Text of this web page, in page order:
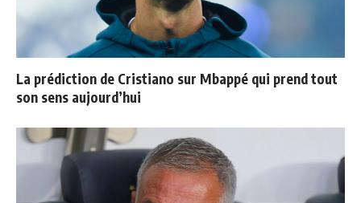
La prédiction de Cristiano sur Mbappé qui prend tout
son sens aujourd’hui